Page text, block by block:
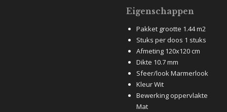
Eigenschappen
Pakket grootte 1.44 m2
Stuks per doos 1 stuks
Afmeting 120x120 cm
Dikte 10.7 mm
Sfeer/look Marmerlook
Kleur Wit
Bewerking oppervlakte
Mat